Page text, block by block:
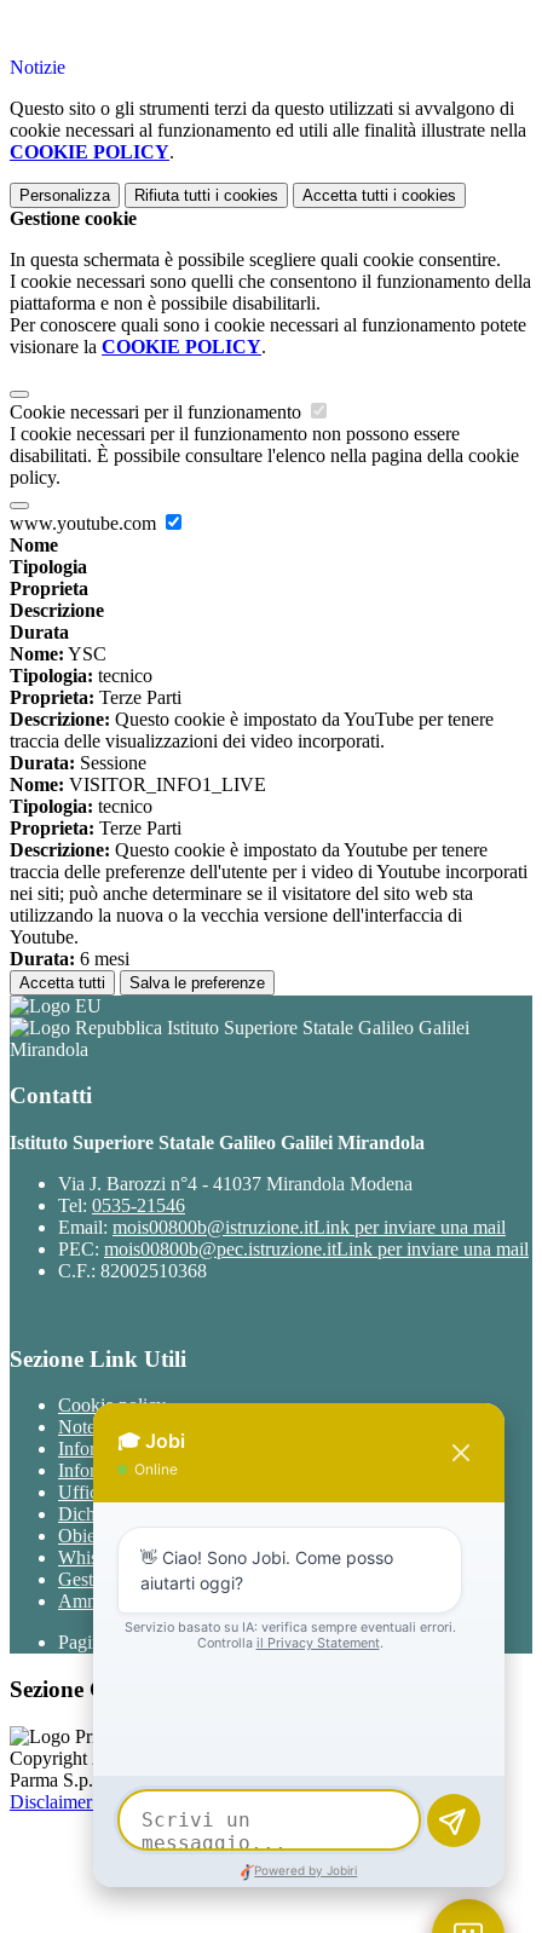
Notizie
Questo sito o gli strumenti terzi da questo utilizzati si avvalgono di
cookie necessari al funzionamento ed utili alle finalità illustrate nella
COOKIE POLICY.
Personalizza Rifiuta tutti i cookies Accetta tutti i cookies
Gestione cookie
In questa schermata è possibile scegliere quali cookie consentire.
I cookie necessari sono quelli che consentono il funzionamento della
piattaforma e non è possibile disabilitarli.
Per conoscere quali sono i cookie necessari al funzionamento potete
visionare la COOKIE POLICY.
Cookie necessari per il funzionamento
I cookie necessari per il funzionamento non possono essere
disabilitati. È possibile consultare l'elenco nella pagina della cookie
policy.
www.youtube.com
Nome
Tipologia
Proprieta
Descrizione
Durata
Nome: YSC
Tipologia: tecnico
Proprieta: Terze Parti
Descrizione: Questo cookie è impostato da YouTube per tenere
traccia delle visualizzazioni dei video incorporati.
Durata: Sessione
Nome: VISITOR_INFO1_LIVE
Tipologia: tecnico
Proprieta: Terze Parti
Descrizione: Questo cookie è impostato da Youtube per tenere
traccia delle preferenze dell'utente per i video di Youtube incorporati
nei siti; può anche determinare se il visitatore del sito web sta
utilizzando la nuova o la vecchia versione dell'interfaccia di
Youtube.
Durata: 6 mesi
Accetta tutti Salva le preferenze
Istituto Superiore Statale Galileo Galilei
Mirandola
Contatti
Istituto Superiore Statale Galileo Galilei Mirandola
Via J. Barozzi n°4 - 41037 Mirandola Modena
Tel: 0535-21546
Email: mois00800b@istruzione.itLink per inviare una mail
PEC: mois00800b@pec.istruzione.itLink per inviare una mail
C.F.: 82002510368
Sezione Link Utili
Cookie policy
Note legali
Informativa Privacy
Informativa Privacy chatbot Jobi
Ufficio Relazioni con il Pubblico
Dichiarazione di accessibilità
Obiettivi di accessibilità
Whistleblowing
Gestione consensi cookie
Amministrazione trasparente
Pagina visualizzata7147volte
Sezione Copyright
Copyright 2026 | Engineered and powered by Gruppo Spaggiari
Parma S.p.A. | Divisione Publishing & New Social Media
Disclaimer trattamento dati personali